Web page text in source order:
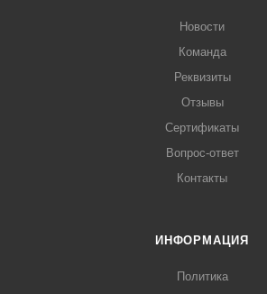
Новости
Команда
Реквизиты
Отзывы
Сертификаты
Вопрос-ответ
Контакты
ИНФОРМАЦИЯ
Политика